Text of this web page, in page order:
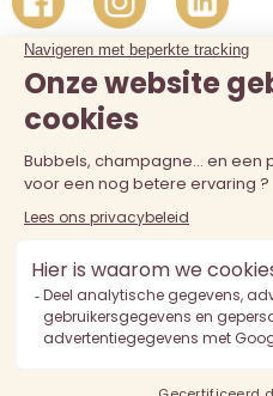
De verkoop van alcohol aan
verboden. Alcoholmisbruik is